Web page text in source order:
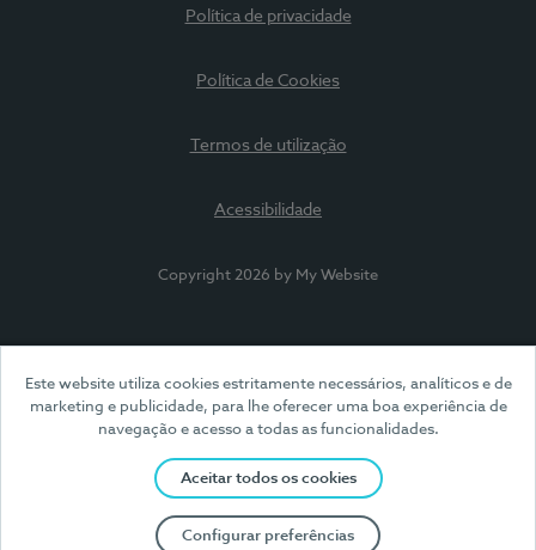
Este website utiliza cookies estritamente necessários, analíticos e de
marketing e publicidade, para lhe oferecer uma boa experiência de
navegação e acesso a todas as funcionalidades.
Aceitar todos os cookies
Configurar preferências
Política de privacidade
Política de Cookies
Termos de utilização
Acessibilidade
Copyright 2026 by My Website